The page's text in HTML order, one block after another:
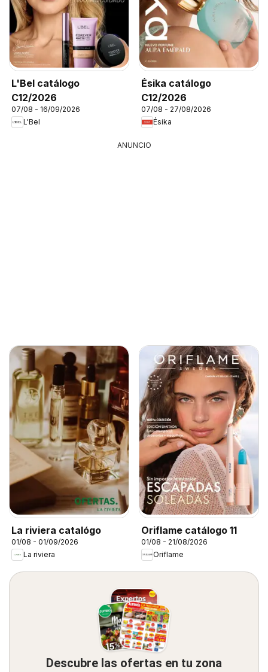
L'Bel catálogo
C12/2026
07/08 - 16/09/2026
L'Bel
Ésika catálogo
C12/2026
07/08 - 27/08/2026
Ésika
ANUNCIO
La riviera catalógo
01/08 - 01/09/2026
La riviera
Oriflame catálogo 11
01/08 - 21/08/2026
Oriflame
Descubre las ofertas en tu zona